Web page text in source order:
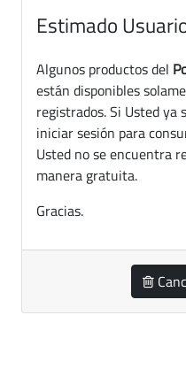
Estimado
Algunos productos del
están disponibles
registrados. Si Usted ya
iniciar sesión para
Usted no se encuentra
manera gratuita.
Gracias.